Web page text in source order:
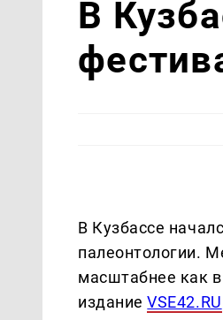
В
В Кузбассе
палеонтологии.
масштабнее как
изданиеVSE42.RU